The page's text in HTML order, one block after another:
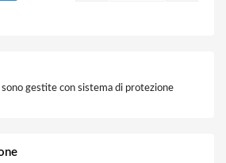
sono gestite con sistema di protezione